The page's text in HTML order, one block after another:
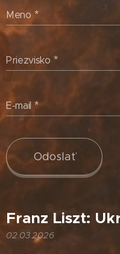
Meno
Priezvisko
E-mail
Odoslať
Franz Liszt:
02.03.2026